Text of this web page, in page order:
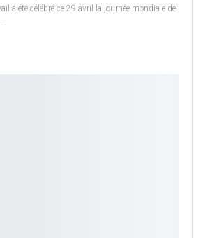
a été célébré ce 29 avril la journée mondiale de